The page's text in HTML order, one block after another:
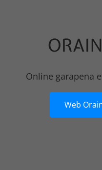
Online garapena
Web